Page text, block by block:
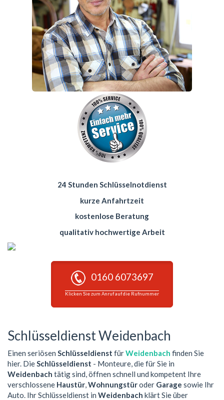
24 Stunden Schlüsselnotdienst
kurze Anfahrtzeit
kostenlose Beratung
qualitativ hochwertige Arbeit
0160 6073697
Klicken Sie zum Anruf auf die Rufnummer
Schlüsseldienst Weidenbach
Einen seriösen Schlüsseldienst fürWeidenbach finden Sie
hier. DieSchlüsseldienst - Monteure, die für Sie in
Weidenbach tätig sind, öffnen schnell und kompetent Ihre
verschlossene Haustür,Wohnungstüroder Garage sowie Ihr
Auto. Ihr Schlüsseldienst in Weidenbach klärt Sie über